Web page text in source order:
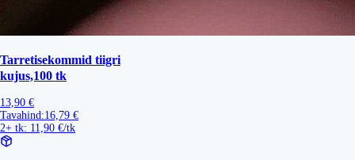
Tarretisekommid tiigri
kujus,100 tk
13,90 €
Tavahind:16,79 €
2+ tk: 11,90 €/tk